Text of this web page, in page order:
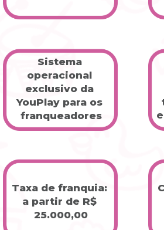
Sistema
operacional
exclusivo da
YouPlay para os
franqueadores
Taxa de franquia:
a partir de R$
25.000,00